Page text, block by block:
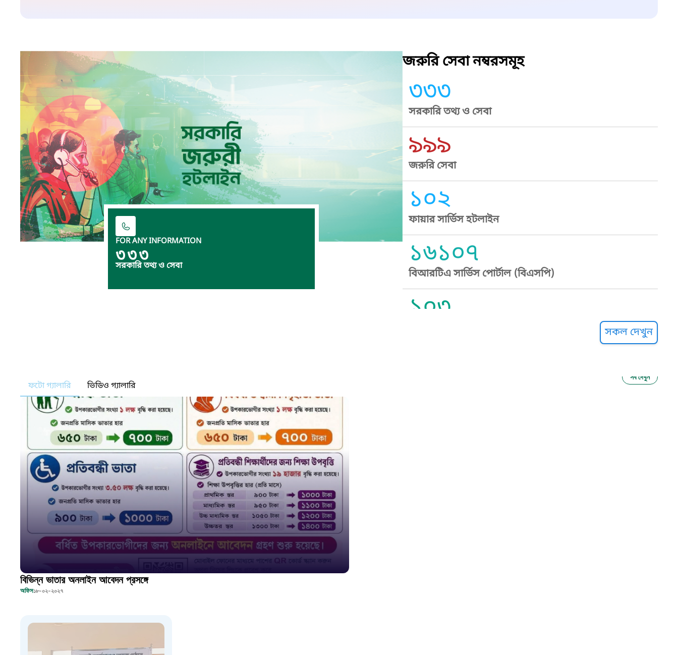
FOR ANY INFORMATION
৩৩৩
সরকারি তথ্য ও সেবা
জরুরি সেবা নম্বরসমূহ
৩৩৩
সরকারি তথ্য ও সেবা
৯৯৯
জরুরি সেবা
১০২
ফায়ার সার্ভিস হটলাইন
১৬১০৭
বিআরটিএ সার্ভিস পোর্টাল (বিএসপি)
১০৩
সকল দেখুন
ফটো গ্যালারি ভিডিও গ্যালারি
সব দেখুন
বিভিন্ন ভাতার অনলাইন আবেদন প্রসঙ্গে
অফিস১৮-০২-২০২৭